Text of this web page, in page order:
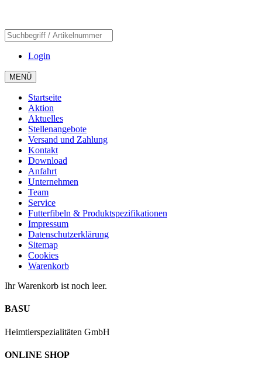
Login
MENÜ
Startseite
Aktion
Aktuelles
Stellenangebote
Versand und Zahlung
Kontakt
Download
Anfahrt
Unternehmen
Team
Service
Futterfibeln & Produktspezifikationen
Impressum
Datenschutzerklärung
Sitemap
Cookies
Warenkorb
Ihr Warenkorb ist noch leer.
BASU
Heimtierspezialitäten GmbH
ONLINE SHOP